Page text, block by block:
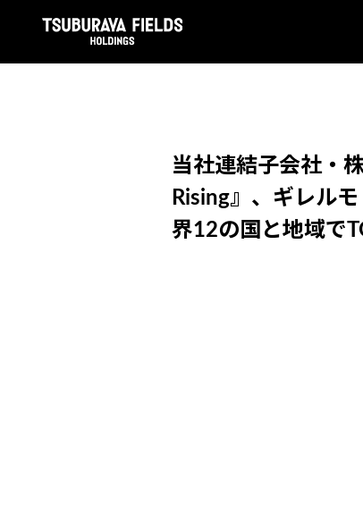
当社連結子会社・
Rising』、ギレル
界12の国と地域で